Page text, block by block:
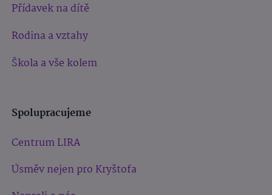
Přídavek na dítě
Rodina a vztahy
Škola a vše kolem
Spolupracujeme
Centrum LIRA
Úsměv nejen pro Kryštofa